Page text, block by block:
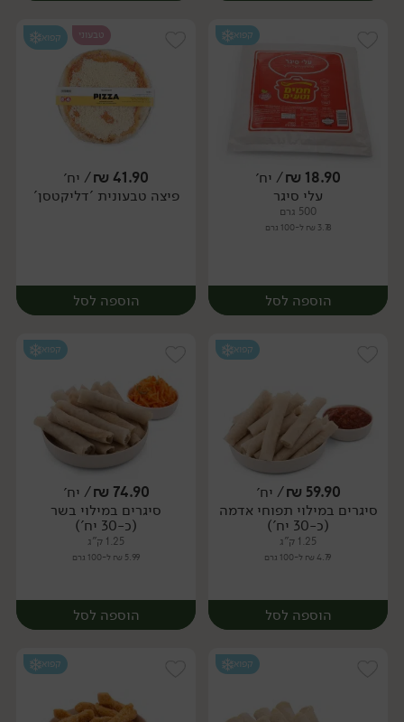
יח׳ יח׳
קפוא
18.90
₪/ יח׳
עלי סיגר
500 גרם
3.78 ₪ ל-100 גרם
הוספה לסל
יח׳
טבעוני קפוא
41.90
₪/ יח׳
פיצה טבעונית 'דליקטסן'
הוספה לסל
יח׳
קפוא
59.90
₪/ יח׳
סיגרים במילוי תפוחי אדמה
(כ-30 יח')
1.25 ק"ג
4.79 ₪ ל-100 גרם
הוספה לסל
קפוא
74.90
₪/ יח׳
סיגרים במילוי בשר
(כ-30 יח')
1.25 ק"ג
5.99 ₪ ל-100 גרם
הוספה לסל
קפוא קפוא